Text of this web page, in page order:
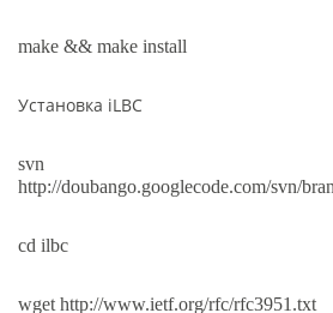
make && make install
Установка iLBC
svn
http://doubango.googlecode.com/svn/
cd ilbc
wget http://www.ietf.org/rfc/rfc3951.txt